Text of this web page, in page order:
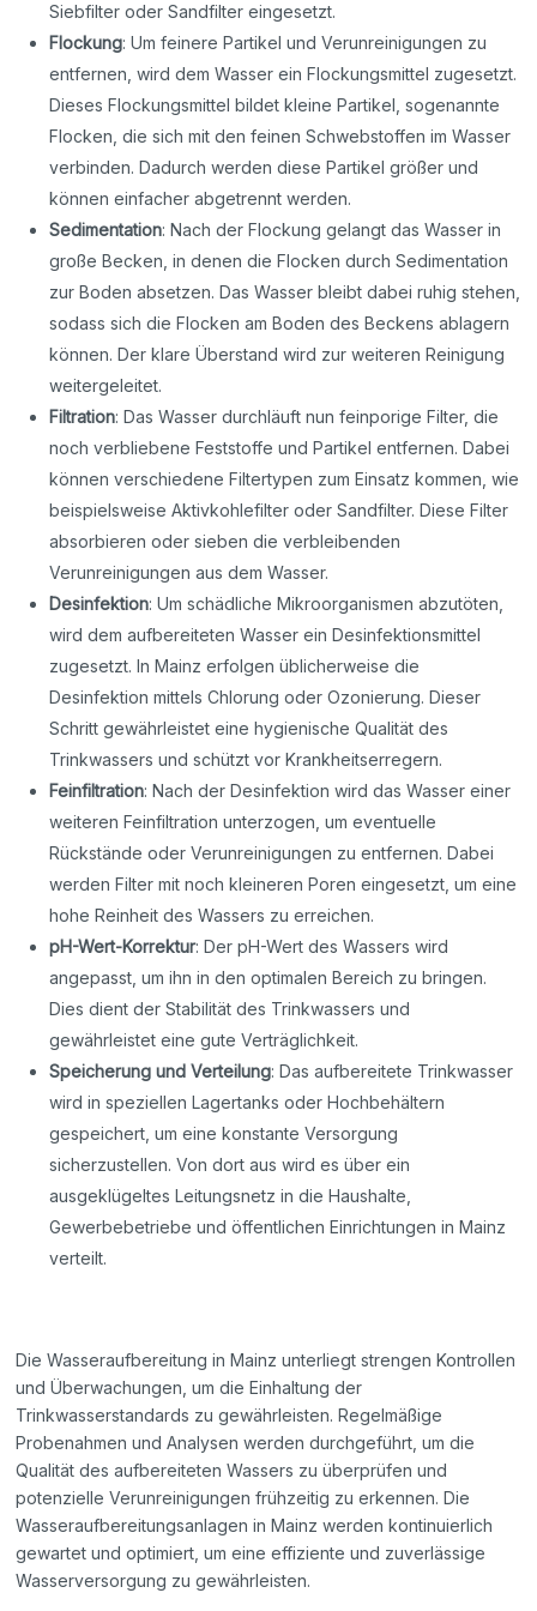
Siebfilter oder Sandfilter eingesetzt.
Flockung: Um feinere Partikel und Verunreinigungen zu
entfernen, wird dem Wasser ein Flockungsmittel zugesetzt.
Dieses Flockungsmittel bildet kleine Partikel, sogenannte
Flocken, die sich mit den feinen Schwebstoffen im Wasser
verbinden. Dadurch werden diese Partikel größer und
können einfacher abgetrennt werden.
Sedimentation: Nach der Flockung gelangt das Wasser in
große Becken, in denen die Flocken durch Sedimentation
zur Boden absetzen. Das Wasser bleibt dabei ruhig stehen,
sodass sich die Flocken am Boden des Beckens ablagern
können. Der klare Überstand wird zur weiteren Reinigung
weitergeleitet.
Filtration: Das Wasser durchläuft nun feinporige Filter, die
noch verbliebene Feststoffe und Partikel entfernen. Dabei
können verschiedene Filtertypen zum Einsatz kommen, wie
beispielsweise Aktivkohlefilter oder Sandfilter. Diese Filter
absorbieren oder sieben die verbleibenden
Verunreinigungen aus dem Wasser.
Desinfektion: Um schädliche Mikroorganismen abzutöten,
wird dem aufbereiteten Wasser ein Desinfektionsmittel
zugesetzt. In Mainz erfolgen üblicherweise die
Desinfektion mittels Chlorung oder Ozonierung. Dieser
Schritt gewährleistet eine hygienische Qualität des
Trinkwassers und schützt vor Krankheitserregern.
Feinfiltration: Nach der Desinfektion wird das Wasser einer
weiteren Feinfiltration unterzogen, um eventuelle
Rückstände oder Verunreinigungen zu entfernen. Dabei
werden Filter mit noch kleineren Poren eingesetzt, um eine
hohe Reinheit des Wassers zu erreichen.
pH-Wert-Korrektur: Der pH-Wert des Wassers wird
angepasst, um ihn in den optimalen Bereich zu bringen.
Dies dient der Stabilität des Trinkwassers und
gewährleistet eine gute Verträglichkeit.
Speicherung und Verteilung: Das aufbereitete Trinkwasser
wird in speziellen Lagertanks oder Hochbehältern
gespeichert, um eine konstante Versorgung
sicherzustellen. Von dort aus wird es über ein
ausgeklügeltes Leitungsnetz in die Haushalte,
Gewerbebetriebe und öffentlichen Einrichtungen in Mainz
verteilt.
Die Wasseraufbereitung in Mainz unterliegt strengen Kontrollen
und Überwachungen, um die Einhaltung der
Trinkwasserstandards zu gewährleisten. Regelmäßige
Probenahmen und Analysen werden durchgeführt, um die
Qualität des aufbereiteten Wassers zu überprüfen und
potenzielle Verunreinigungen frühzeitig zu erkennen. Die
Wasseraufbereitungsanlagen in Mainz werden kontinuierlich
gewartet und optimiert, um eine effiziente und zuverlässige
Wasserversorgung zu gewährleisten.